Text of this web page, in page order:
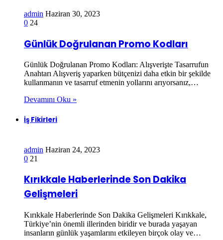
admin Haziran 30, 2023
0 24
Günlük Doğrulanan Promo Kodları
Günlük Doğrulanan Promo Kodları: Alışverişte Tasarrufun
Anahtarı Alışveriş yaparken bütçenizi daha etkin bir şekilde
kullanmanın ve tasarruf etmenin yollarını arıyorsanız,…
Devamını Oku »
İş Fikirleri
admin Haziran 24, 2023
0 21
Kırıkkale Haberlerinde Son Dakika
Gelişmeleri
Kırıkkale Haberlerinde Son Dakika Gelişmeleri Kırıkkale,
Türkiye’nin önemli illerinden biridir ve burada yaşayan
insanların günlük yaşamlarını etkileyen birçok olay ve…